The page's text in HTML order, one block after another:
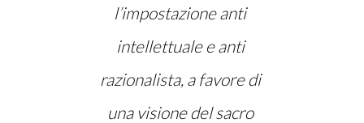
l’impostazione anti
intellettuale e anti
razionalista, a favore di
una visione del sacro